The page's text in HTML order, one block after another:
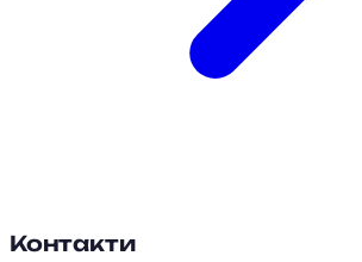
Контакти